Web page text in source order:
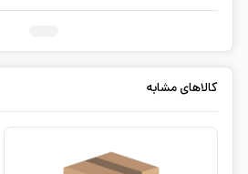
کالاهای مشابه